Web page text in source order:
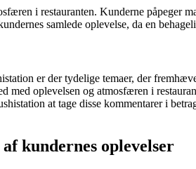
i restauranten. Kunderne påpeger
samlede oplevelse, da en
er der tydelige temaer, der
med oplevelsen og atmosfæren i
at tage disse kommentarer i
kundernes oplevelser